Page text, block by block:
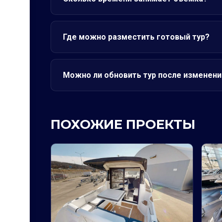
Где можно разместить готовый тур?
Можно ли обновить тур после
ПОХОЖИЕ ПРОЕКТЫ